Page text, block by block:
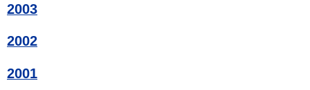
2003
2002
2001